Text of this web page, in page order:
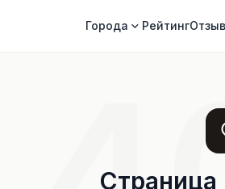
Города Рейтинг
Страница